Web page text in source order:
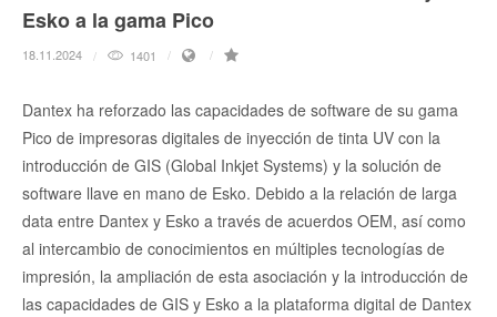
Esko a la gama Pico
18.11.2024 1401
Dantex ha reforzado las capacidades de software de su gama
Pico de impresoras digitales de inyección de tinta UV con la
introducción de GIS (Global Inkjet Systems) y la solución de
software llave en mano de Esko. Debido a la relación de larga
data entre Dantex y Esko a través de acuerdos OEM, así como
al intercambio de conocimientos en múltiples tecnologías de
impresión, la ampliación de esta asociación y la introducción de
las capacidades de GIS y Esko a la plataforma digital de Dantex